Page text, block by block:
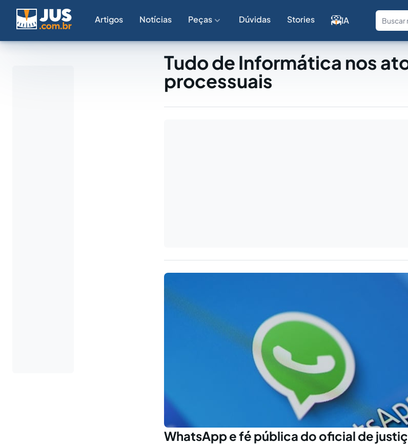
Artigos Notícias Peças Dúvidas Stories IA
Tudo de Informática nos
processuais
WhatsApp e fé pública do oficial de